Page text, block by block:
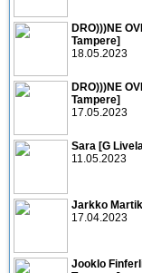
DRO)))NE
Tampere]
18.05.2023
DRO)))NE
Tampere]
17.05.2023
Sara [G
11.05.2023
Jarkko
17.04.2023
Jooklo